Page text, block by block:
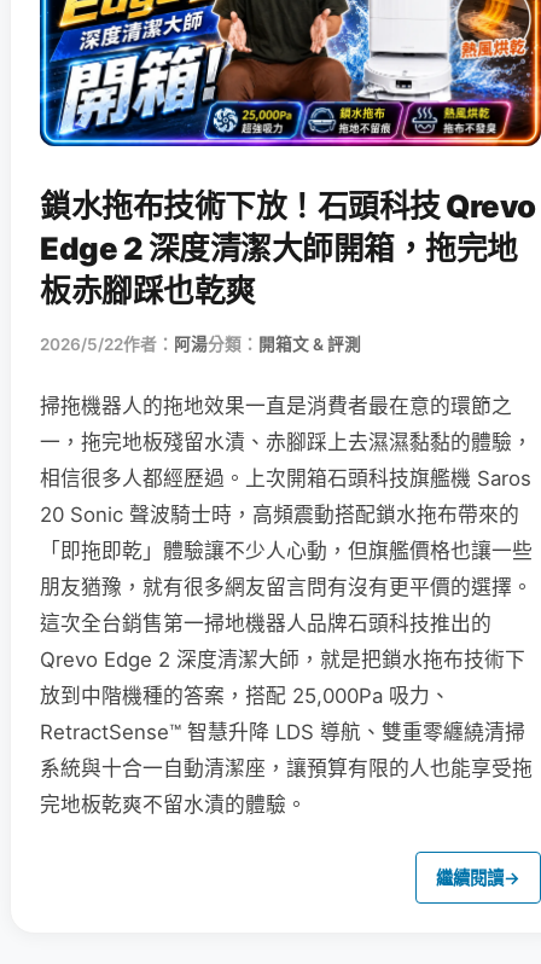
鎖水拖布技術下放！石頭科技 Qrevo
Edge 2 深度清潔大師開箱，拖完地
板赤腳踩也乾爽
2026/5/22作者： 阿湯分類： 開箱文 & 評測
掃拖機器人的拖地效果一直是消費者最在意的環節之
一，拖完地板殘留水漬、赤腳踩上去濕濕黏黏的體驗，
相信很多人都經歷過。上次開箱石頭科技旗艦機 Saros
20 Sonic 聲波騎士時，高頻震動搭配鎖水拖布帶來的
「即拖即乾」體驗讓不少人心動，但旗艦價格也讓一些
朋友猶豫，就有很多網友留言問有沒有更平價的選擇。
這次全台銷售第一掃地機器人品牌石頭科技推出的
Qrevo Edge 2 深度清潔大師，就是把鎖水拖布技術下
放到中階機種的答案，搭配 25,000Pa 吸力、
RetractSense™ 智慧升降 LDS 導航、雙重零纏繞清掃
系統與十合一自動清潔座，讓預算有限的人也能享受拖
完地板乾爽不留水漬的體驗。
繼續閱讀→